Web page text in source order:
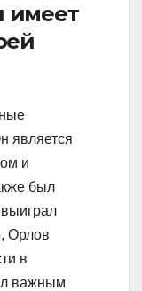
имеет
является
и
был
Орлов
в
важным